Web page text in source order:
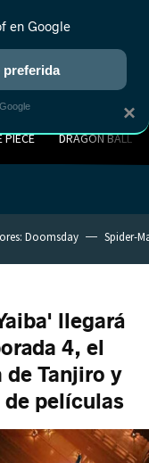
PIECE DRAGON BALL
Doomsday Spider-
llegará
4, el
Tanjiro y
películas
×
en Google
preferida